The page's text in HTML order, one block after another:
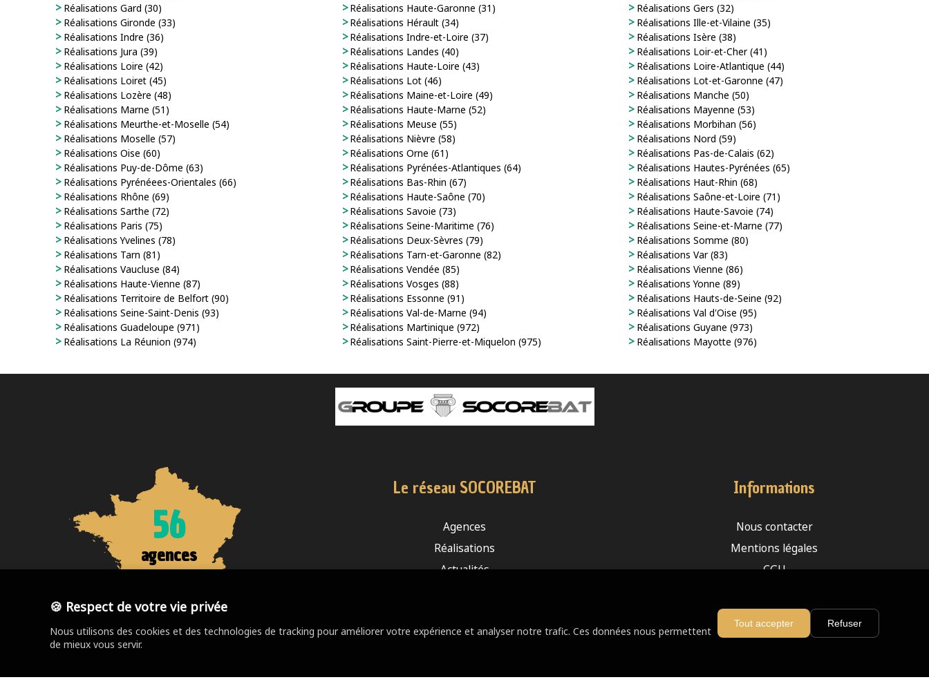
🍪 Respect de votre vie privée
Nous utilisons des cookies et des technologies de tracking pour améliorer votre expérience et analyser notre trafic. Ces données nous permettent
de mieux vous servir.
Tout accepter Refuser
Réalisations Gard (30)
Réalisations Haute-Garonne (31)
Réalisations Gers (32)
Réalisations Gironde (33)
Réalisations Hérault (34)
Réalisations Ille-et-Vilaine (35)
Réalisations Indre (36)
Réalisations Indre-et-Loire (37)
Réalisations Isère (38)
Réalisations Jura (39)
Réalisations Landes (40)
Réalisations Loir-et-Cher (41)
Réalisations Loire (42)
Réalisations Haute-Loire (43)
Réalisations Loire-Atlantique (44)
Réalisations Loiret (45)
Réalisations Lot (46)
Réalisations Lot-et-Garonne (47)
Réalisations Lozère (48)
Réalisations Maine-et-Loire (49)
Réalisations Manche (50)
Réalisations Marne (51)
Réalisations Haute-Marne (52)
Réalisations Mayenne (53)
Réalisations Meurthe-et-Moselle (54)
Réalisations Meuse (55)
Réalisations Morbihan (56)
Réalisations Moselle (57)
Réalisations Nièvre (58)
Réalisations Nord (59)
Réalisations Oise (60)
Réalisations Orne (61)
Réalisations Pas-de-Calais (62)
Réalisations Puy-de-Dôme (63)
Réalisations Pyrénées-Atlantiques (64)
Réalisations Hautes-Pyrénées (65)
Réalisations Pyrénéees-Orientales (66)
Réalisations Bas-Rhin (67)
Réalisations Haut-Rhin (68)
Réalisations Rhône (69)
Réalisations Haute-Saône (70)
Réalisations Saône-et-Loire (71)
Réalisations Sarthe (72)
Réalisations Savoie (73)
Réalisations Haute-Savoie (74)
Réalisations Paris (75)
Réalisations Seine-Maritime (76)
Réalisations Seine-et-Marne (77)
Réalisations Yvelines (78)
Réalisations Deux-Sèvres (79)
Réalisations Somme (80)
Réalisations Tarn (81)
Réalisations Tarn-et-Garonne (82)
Réalisations Var (83)
Réalisations Vaucluse (84)
Réalisations Vendée (85)
Réalisations Vienne (86)
Réalisations Haute-Vienne (87)
Réalisations Vosges (88)
Réalisations Yonne (89)
Réalisations Territoire de Belfort (90)
Réalisations Essonne (91)
Réalisations Hauts-de-Seine (92)
Réalisations Seine-Saint-Denis (93)
Réalisations Val-de-Marne (94)
Réalisations Val d'Oise (95)
Réalisations Guadeloupe (971)
Réalisations Martinique (972)
Réalisations Guyane (973)
Réalisations La Réunion (974)
Réalisations Saint-Pierre-et-Miquelon (975) Réalisations Mayotte (976)
56
agences
Trouver votre agence
Le réseau SOCOREBAT
Agences
Réalisations
Actualités
Informations
Nous contacter
Mentions légales
CGU
Devenir franchisé